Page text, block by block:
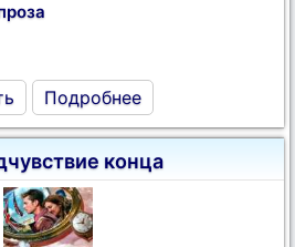
Подробнее
конца